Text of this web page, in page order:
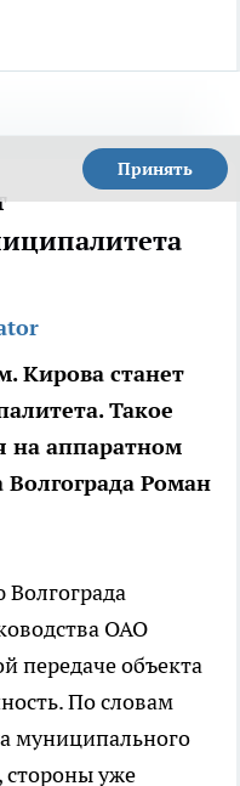
Принять
Кирова станет
Такое
на аппаратном
Роман
ОАО
передаче объекта
По словам
муниципального
уже